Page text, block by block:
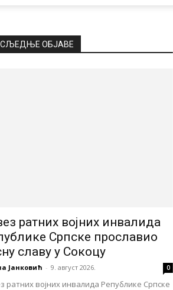
ОБЈАВЕ
ратних војних инвалида
Српске прославио
славу у Сокоцу
Јанковић - 9. август 2026. 0
ратних војних инвалида Републике Српске